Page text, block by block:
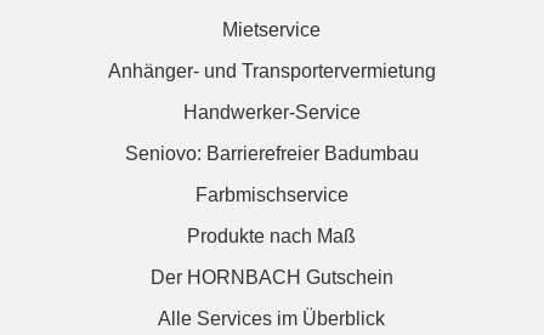
Mietservice
Anhänger- und Transportervermietung
Handwerker-Service
Seniovo: Barrierefreier Badumbau
Farbmischservice
Produkte nach Maß
Der HORNBACH Gutschein
Alle Services im Überblick